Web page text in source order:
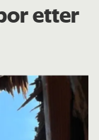
etter